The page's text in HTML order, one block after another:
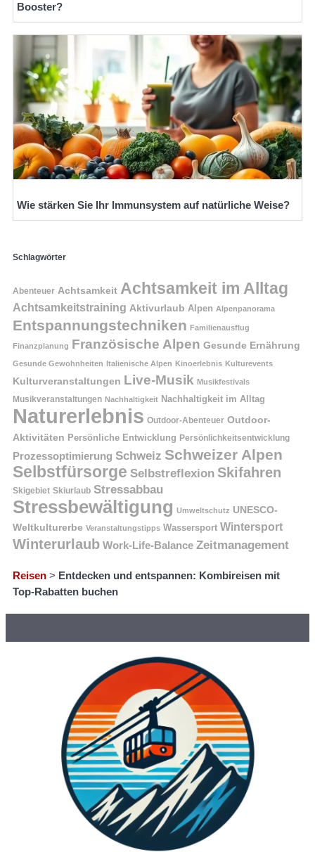
Booster?
Wie stärken Sie Ihr Immunsystem auf natürliche Weise?
Schlagwörter
Abenteuer Achtsamkeit Achtsamkeit im Alltag
Achtsamkeitstraining Aktivurlaub Alpen Alpenpanorama
Entspannungstechniken Familienausflug
Finanzplanung Französische Alpen Gesunde Ernährung
Gesunde Gewohnheiten Italienische Alpen Kinoerlebnis Kulturevents
Kulturveranstaltungen Live-Musik Musikfestivals
Musikveranstaltungen Nachhaltigkeit Nachhaltigkeit im Alltag
Naturerlebnis Outdoor-Abenteuer Outdoor-
Aktivitäten Persönliche Entwicklung Persönlichkeitsentwicklung
Prozessoptimierung Schweiz Schweizer Alpen
Selbstfürsorge Selbstreflexion Skifahren
Skigebiet Skiurlaub Stressabbau
Stressbewältigung Umweltschutz UNESCO-
Weltkulturerbe Veranstaltungstipps Wassersport Wintersport
Winterurlaub Work-Life-Balance Zeitmanagement
Reisen > Entdecken und entspannen: Kombireisen mit
Top-Rabatten buchen